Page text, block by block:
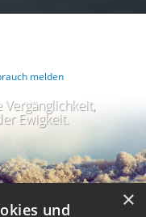
Vergänglichkeit,
Ewigkeit.
melden
×
und